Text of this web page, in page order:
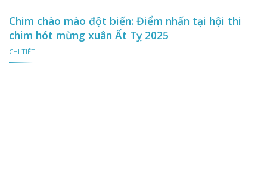
Chim chào mào đột biến: Điểm nhấn tại hội thi
chim hót mừng xuân Ất Tỵ 2025
CHI TIẾT